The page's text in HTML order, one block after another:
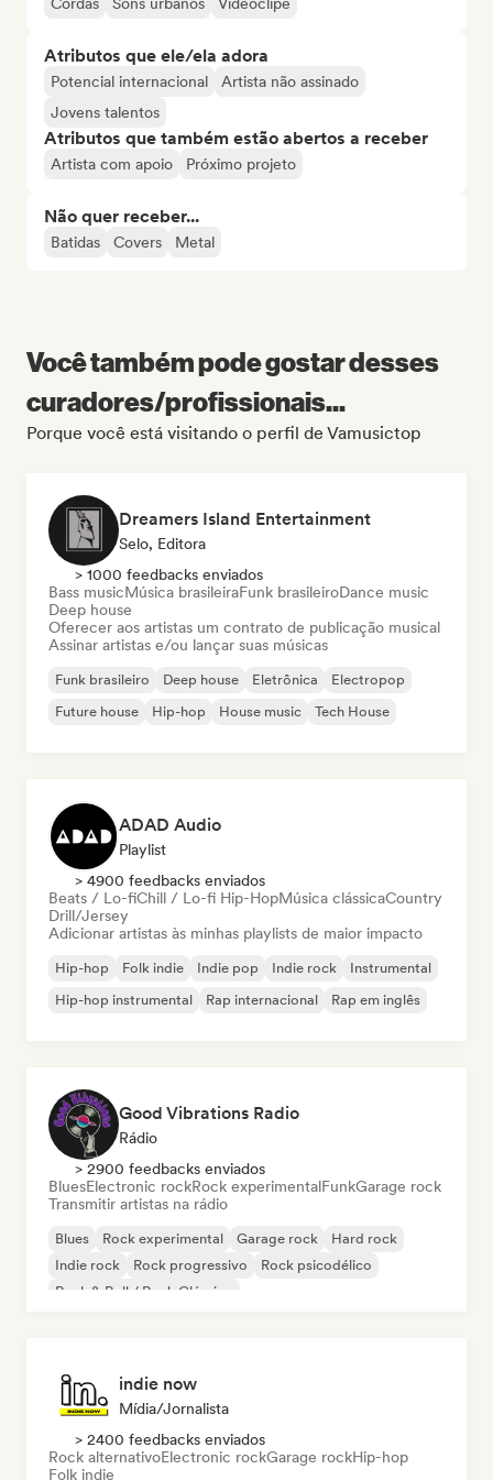
Atributos que ele/ela adora
Potencial internacional
Artista não assinado
Jovens talentos
Atributos que também estão abertos a receber
Artista com apoio Próximo projeto
Não quer receber...
Batidas Covers Metal
Você também pode gostar desses
curadores/profissionais...
Porque você está visitando o perfil de Vamusictop
Dreamers Island Entertainment
Selo, Editora
> 1000 feedbacks enviados
Bass musicMúsica brasileiraFunk brasileiroDance music
Deep house
Oferecer aos artistas um contrato de publicação musical
Assinar artistas e/ou lançar suas músicas
Funk brasileiro Deep house Eletrônica
Electropop
Future house
Hip-hop House music Tech House
ADAD Audio
Playlist
> 4900 feedbacks enviados
Beats / Lo-fiChill / Lo-fi Hip-HopMúsica clássicaCountry
Drill/Jersey
Adicionar artistas às minhas playlists de maior impacto
Hip-hop Folk indie Indie pop Indie rock
Instrumental
Hip-hop instrumental
Rap internacional Rap em inglês
Good Vibrations Radio
Rádio
> 2900 feedbacks enviados
BluesElectronic rockRock experimentalFunkGarage rock
Transmitir artistas na rádio
Blues Rock experimental Garage rock
Hard rock
Indie rock
Rock progressivo
Rock psicodélico
Rock & Roll / Rock Clássico
indie now
Mídia/Jornalista
> 2400 feedbacks enviados
Rock alternativoElectronic rockGarage rockHip-hop
Folk indie